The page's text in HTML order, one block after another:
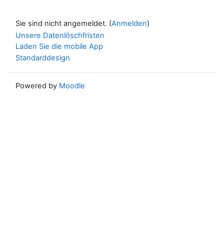
Sie sind nicht angemeldet. (Anmelden)
Unsere Datenlöschfristen
Laden Sie die mobile App
Standarddesign
Powered by Moodle